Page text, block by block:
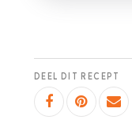
DEEL DIT RECEPT